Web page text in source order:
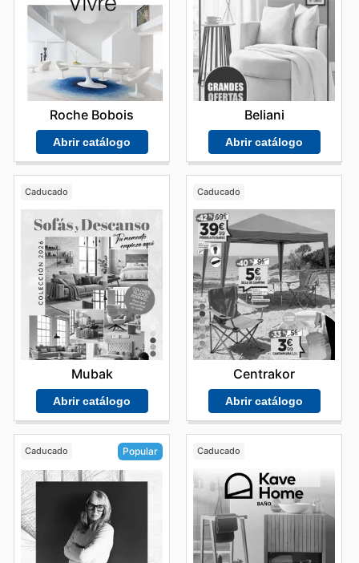
Roche Bobois
Abrir catálogo
Beliani
Abrir catálogo
Caducado
Mubak
Abrir catálogo
Caducado
Centrakor
Abrir catálogo
Caducado Popular Caducado